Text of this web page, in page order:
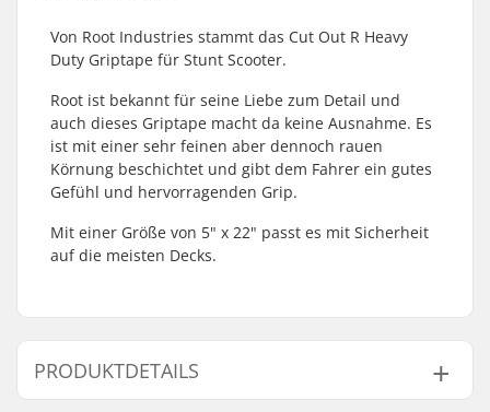
Von Root Industries stammt das Cut Out R Heavy
Duty Griptape für Stunt Scooter.
Root ist bekannt für seine Liebe zum Detail und
auch dieses Griptape macht da keine Ausnahme. Es
ist mit einer sehr feinen aber dennoch rauen
Körnung beschichtet und gibt dem Fahrer ein gutes
Gefühl und hervorragenden Grip.
Mit einer Größe von 5" x 22" passt es mit Sicherheit
auf die meisten Decks.
PRODUKTDETAILS